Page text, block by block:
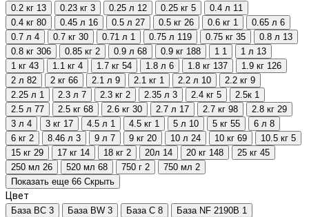
0.2 кг 13 0.23 кг 3 0.25 л 12 0.25 кг 5 0.4 л 11
0.4 кг 80 0.45 л 16 0.5 л 27 0.5 кг 26 0.6 кг 1 0.65 л 6
0.7 л 4 0.7 кг 30 0.71 л 1 0.75 л 119 0.75 кг 35 0.8 л 13
0.8 кг 306 0.85 кг 2 0.9 л 68 0.9 кг 188 1 1 1 л 13
1 кг 43 1.1 кг 4 1.7 кг 54 1.8 л 6 1.8 кг 137 1.9 кг 126
2 л 82 2 кг 66 2.1 л 9 2.1 кг 1 2.2 л 10 2.2 кг 9
2.25 л 1 2.3 л 7 2.3 кг 2 2.35 л 3 2.4 кг 5 2.5к 1
2.5 л 77 2.5 кг 68 2.6 кг 30 2.7 л 17 2.7 кг 98 2.8 кг 29
3 л 4 3 кг 17 4.5 л 1 4.5 кг 1 5 л 10 5 кг 55 6 л 8
6 кг 2 8.46 л 3 9 л 7 9 кг 20 10 л 24 10 кг 69 10.5 кг 5
15 кг 29 17 кг 14 18 кг 2 20л 14 20 кг 148 25 кг 45
250 мл 26 520 мл 68 750 г 2 750 мл 2
Показать еще 66 Скрыть
Цвет
База BC 3 База BW 3 База C 8 База NF 2190B 1